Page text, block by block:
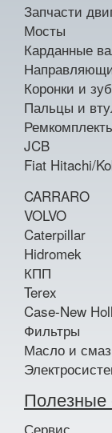
Запчасти
Мосты
Карданные
Коронки и
Пальцы и
JCB
Fiat Hitachi/
CARRARO
VOLVO
Caterpillar
Hidromek
КПП
Terex
Case-New
Фильтры
Масло и
Полезные
Сервис